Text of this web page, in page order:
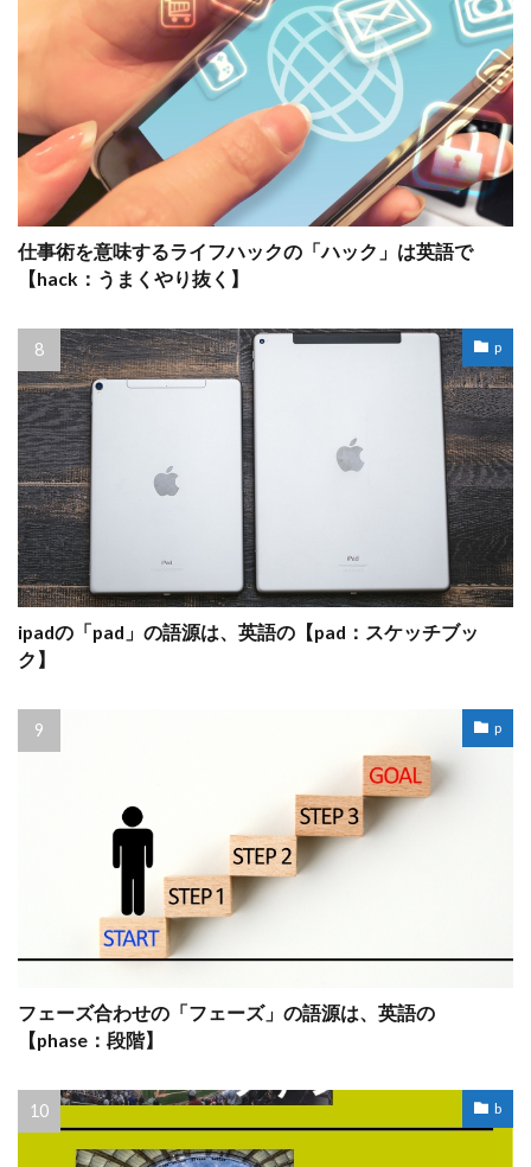
仕事術を意味するライフハックの「ハック」は英語で
【hack：うまくやり抜く】
p
ipadの「pad」の語源は、英語の【pad：スケッチブッ
ク】
p
フェーズ合わせの「フェーズ」の語源は、英語の
【phase：段階】
b